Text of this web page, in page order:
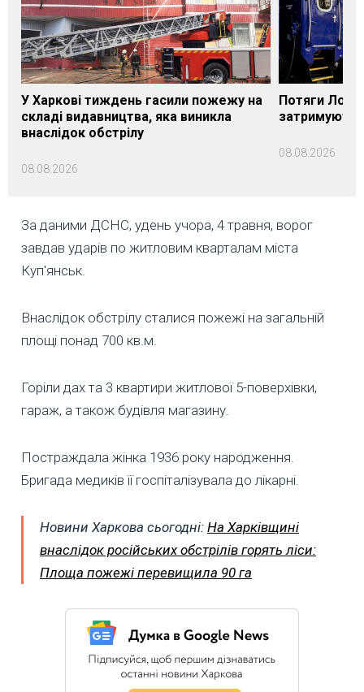
У Харкові тиждень гасили пожежу на
складі видавництва, яка виникла
внаслідок обстрілу
08.08.2026
Потяги
08.08.2026
За даними ДСНС, удень учора, 4 травня, ворог
завдав ударів по житловим кварталам міста
Куп'янськ.
Внаслідок обстрілу сталися пожежі на загальній
площі понад 700 кв.м.
Горіли дах та 3 квартири житлової 5-поверхівки,
гараж, а також будівля магазину.
Постраждала жінка 1936 року народження.
Бригада медиків її госпіталізувала до лікарні.
Новини Харкова сьогодні: На Харківщині
внаслідок російських обстрілів горять ліси:
Площа пожежі перевищила 90 га